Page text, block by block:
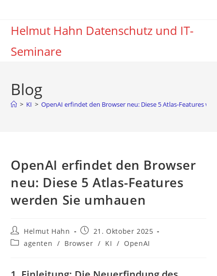
springenHelmut Hahn Datenschutz und IT-
Seminare
Blog
> KI > OpenAI erfindet den Browser neu: Diese 5 Atlas-Features
OpenAI erfindet den Browser
neu: Diese 5 Atlas-Features
werden Sie umhauen
Beitrags-
Autor:
Helmut Hahn
Beitrag
veröffentlicht:
21. Oktober 2025
Beitrags-
agenten / Browser / KI / OpenAI